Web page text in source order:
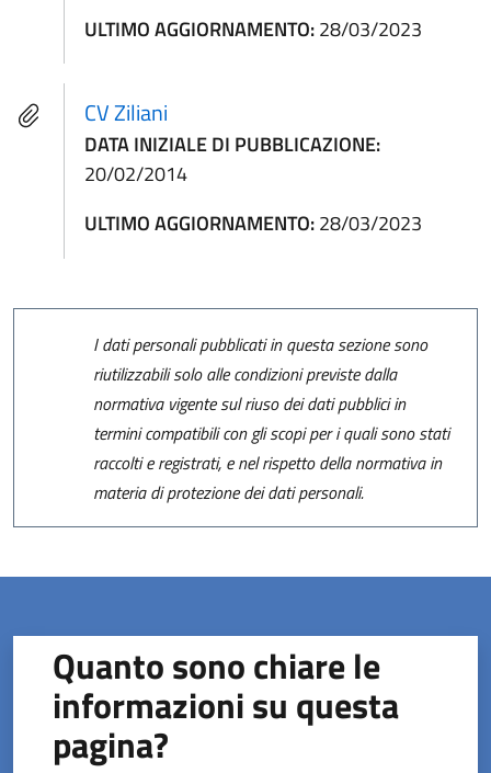
ULTIMO AGGIORNAMENTO:28/03/2023
CV Ziliani
DATA INIZIALE DI PUBBLICAZIONE:
20/02/2014
ULTIMO AGGIORNAMENTO:28/03/2023
I dati personali pubblicati in questa sezione sono
riutilizzabili solo alle condizioni previste dalla
normativa vigente sul riuso dei dati pubblici in
termini compatibili con gli scopi per i quali sono stati
raccolti e registrati, e nel rispetto della normativa in
materia di protezione dei dati personali.
Quanto sono chiare le
informazioni su questa
pagina?